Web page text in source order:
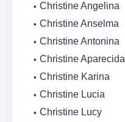
Christine Angelina
Christine Anselma
Christine Antonina
Christine Aparecida
Christine Karina
Christine Lucia
Christine Lucy